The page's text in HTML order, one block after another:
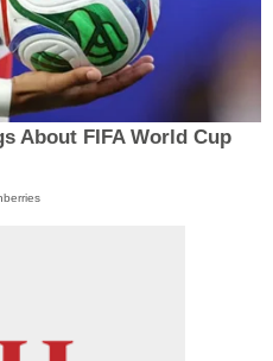
About FIFA World Cup